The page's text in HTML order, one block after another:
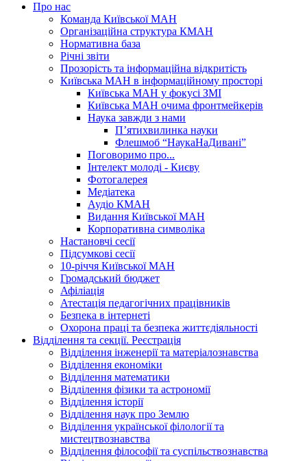
Про нас
Команда Київської МАН
Організаційна структура КМАН
Нормативна база
Річні звіти
Прозорість та інформаційна відкритість
Київська МАН в інформаційному просторі
Київська МАН у фокусі ЗМІ
Київська МАН очима фронтмейкерів
Наука завжди з нами
П’ятихвилинка науки
Флешмоб “НаукаНаДивані”
Поговоримо про...
Інтелект молоді - Києву
Фотогалерея
Медіатека
Аудіо КМАН
Видання Київської МАН
Корпоративна символіка
Настановчі сесії
Підсумкові сесії
10-річчя Київської МАН
Громадський бюджет
Афіліація
Атестація педагогічних працівників
Безпека в інтернеті
Охорона праці та безпека життєдіяльності
Відділення та секції. Реєстрація
Відділення інженерії та матеріалознавства
Відділення економіки
Відділення математики
Відділення фізики та астрономії
Відділення історії
Відділення наук про Землю
Відділення української філології та
мистецтвознавства
Відділення філософії та суспільствознавства